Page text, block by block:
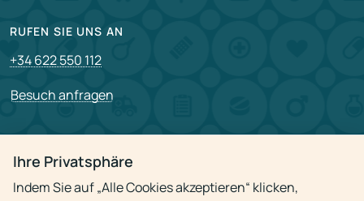
Ihre Privatsphäre
Indem Sie auf „Alle Cookies akzeptieren“ klicken,
RUFEN SIE UNS AN
+34 622 550 112
Besuch anfragen
Für Partner